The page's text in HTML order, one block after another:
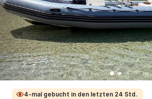
4-mal gebucht in den letzten 24 Std.